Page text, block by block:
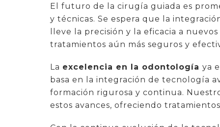
El futuro de la cirugía guiada es
y técnicas. Se espera que la
lleve la precisión y la eficacia a
tratamientos aún más seguros y
La excelencia en la odontología ya
basa en la integración de tecnología
formación rigurosa y continua.
estos avances, ofreciendo